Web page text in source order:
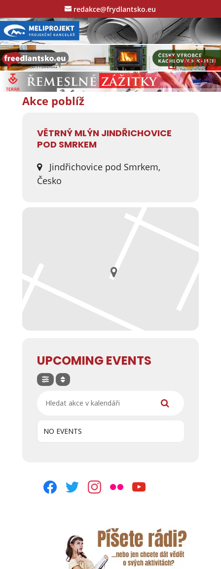
redakce@frydlantsko.eu
Akce poblíž
VĚTRNÝ MLÝN JINDŘICHOVICE
POD SMRKEM
Jindřichovice pod Smrkem,
Česko
UPCOMING EVENTS
NO EVENTS
facebooktwitterinstagram
flickr youtube